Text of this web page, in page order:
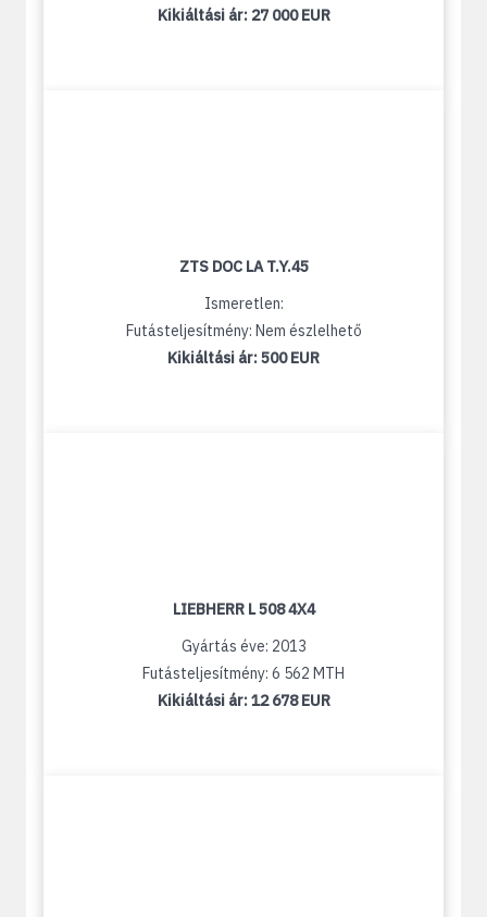
Kikiáltási ár: 27 000 EUR
ZTS DOC LA T.Y.45
Ismeretlen:
Futásteljesítmény: Nem észlelhető
Kikiáltási ár:500 EUR
LIEBHERR L 508 4X4
Gyártás éve: 2013
Futásteljesítmény: 6 562 MTH
Kikiáltási ár:12 678 EUR